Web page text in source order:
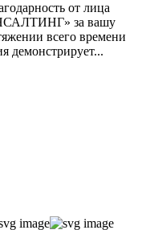
от лица
за вашу
всего времени
демонстрирует...